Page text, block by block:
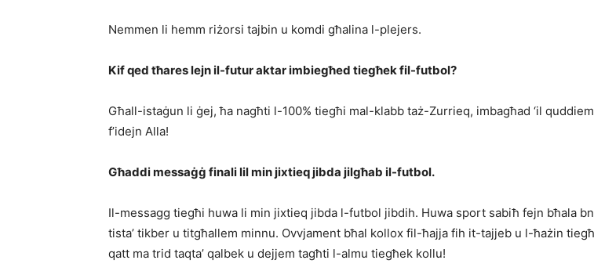
Nemmen li hemm riżorsi tajbin u komdi għalina l-plejers.
Kif qed tħares lejn il-futur aktar imbiegħed tiegħek fil-futbol?
Għall-istaġun li ġej, ħa nagħti l-100% tiegħi mal-klabb taż-Zurrieq, imbagħad ‘il
f’idejn Alla!
Għaddi messaġġ finali lil min jixtieq jibda jilgħab il-futbol.
Il-messagg tiegħi huwa li min jixtieq jibda l-futbol jibdih. Huwa sport sabiħ fejn bħala
tista’ tikber u titgħallem minnu. Ovvjament bħal kollox fil-ħajja fih it-tajjeb u l-ħażin
qatt ma trid taqta’ qalbek u dejjem tagħti l-almu tiegħek kollu!